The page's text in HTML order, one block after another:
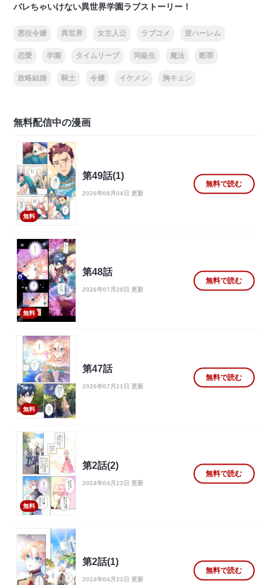
バレちゃいけない異世界学園ラブストーリー！
悪役令嬢 異世界 女主人公 ラブコメ 逆ハーレム
恋愛 学園 タイムリープ 同級生 魔法 断罪
政略結婚 騎士 令嬢 イケメン 胸キュン
無料配信中の漫画
無料
第49話(1)
2026年08月04日 更新
無料で読む
無料
第48話
2026年07月28日 更新
無料で読む
無料
第47話
2026年07月21日 更新
無料で読む
無料
第2話(2)
2024年04月23日 更新
無料で読む
第2話(1)
2024年04月23日 更新
無料で読む